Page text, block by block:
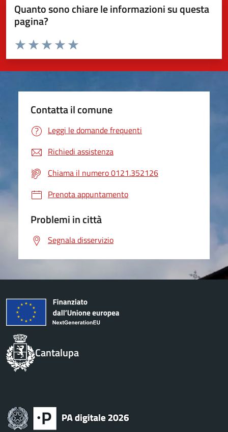
Quanto sono chiare le informazioni su questa
pagina?
Valuta da 1 a 5 stelle la pagina
Valuta 5 stelle su 5
Valuta 4 stelle su 5
Valuta 3 stelle su 5
Valuta 2 stelle su 5
Valuta 1 stelle su 5
Contatta il comune
Leggi le domande frequenti
Richiedi assistenza
Chiama il numero 0121.352126
Prenota appuntamento
Problemi in città
Segnala disservizio
Cantalupa